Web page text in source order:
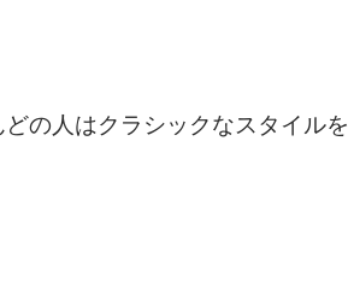
の人はクラシックなスタイルを